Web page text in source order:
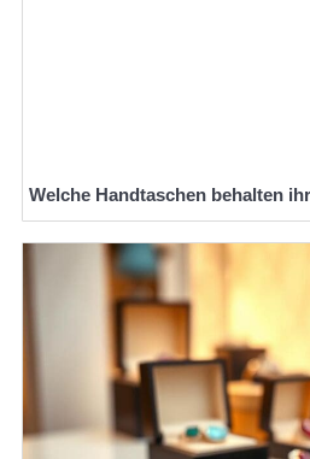
Welche Handtaschen behalten